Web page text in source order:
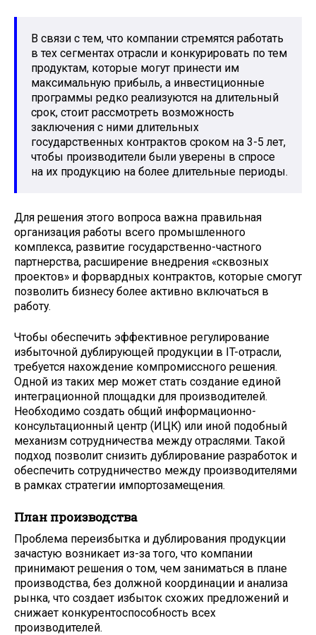
В связи с тем, что компании стремятся работать
в тех сегментах отрасли и конкурировать по тем
продуктам, которые могут принести им
максимальную прибыль, а инвестиционные
программы редко реализуются на длительный
срок, стоит рассмотреть возможность
заключения с ними длительных
государственных контрактов сроком на 3-5 лет,
чтобы производители были уверены в спросе
на их продукцию на более длительные периоды.
Для решения этого вопроса важна правильная
организация работы всего промышленного
комплекса, развитие государственно-частного
партнерства, расширение внедрения «сквозных
проектов» и форвардных контрактов, которые смогут
позволить бизнесу более активно включаться в
работу.
Чтобы обеспечить эффективное регулирование
избыточной дублирующей продукции в IT-отрасли,
требуется нахождение компромиссного решения.
Одной из таких мер может стать создание единой
интеграционной площадки для производителей.
Необходимо создать общий информационно-
консультационный центр (ИЦК) или иной подобный
механизм сотрудничества между отраслями. Такой
подход позволит снизить дублирование разработок и
обеспечить сотрудничество между производителями
в рамках стратегии импортозамещения.
План производства
Проблема переизбытка и дублирования продукции
зачастую возникает из-за того, что компании
принимают решения о том, чем заниматься в плане
производства, без должной координации и анализа
рынка, что создает избыток схожих предложений и
снижает конкурентоспособность всех
производителей.